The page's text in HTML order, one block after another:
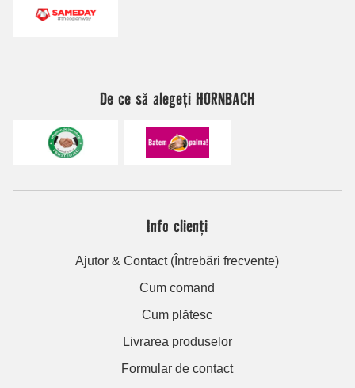
De ce să alegeți HORNBACH
Info clienți
Ajutor & Contact (Întrebări frecvente)
Cum comand
Cum plătesc
Livrarea produselor
Formular de contact